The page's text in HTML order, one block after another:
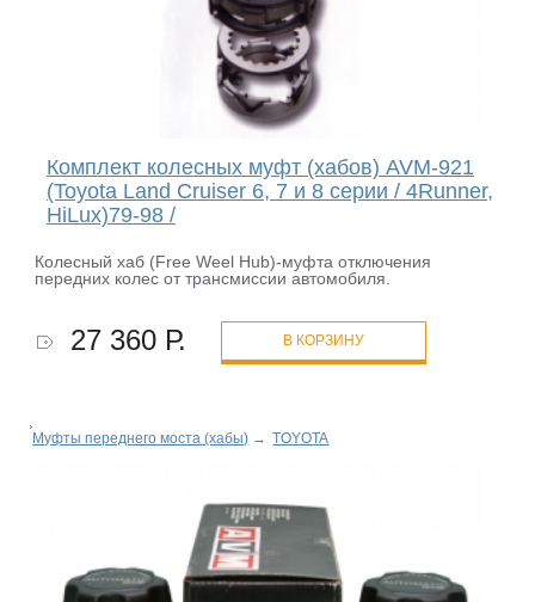
Комплект колесных муфт (хабов) AVM-921
(Toyota Land Cruiser 6, 7 и 8 серии / 4Runner,
HiLux)79-98 /
Колесный хаб (Free Weel Hub)-муфта отключения
передних колес от трансмиссии автомобиля.
27 360 Р. В КОРЗИНУ
Муфты переднего моста (хабы) → TOYOTA